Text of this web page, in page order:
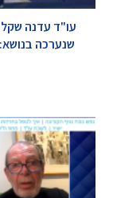
עו"ד עדנה שקל
שנערכה